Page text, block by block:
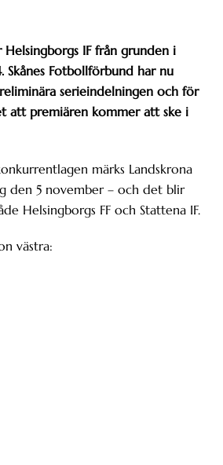
Helsingborgs IF från grunden i
Skånes Fotbollförbund har nu
serieindelningen och för
att premiären kommer att ske i
märks Landskrona
den 5 november – och det blir
Helsingborgs FF och Stattena IF.
västra: